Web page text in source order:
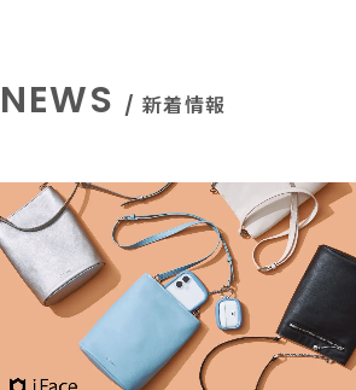
NEWS / 新着情報